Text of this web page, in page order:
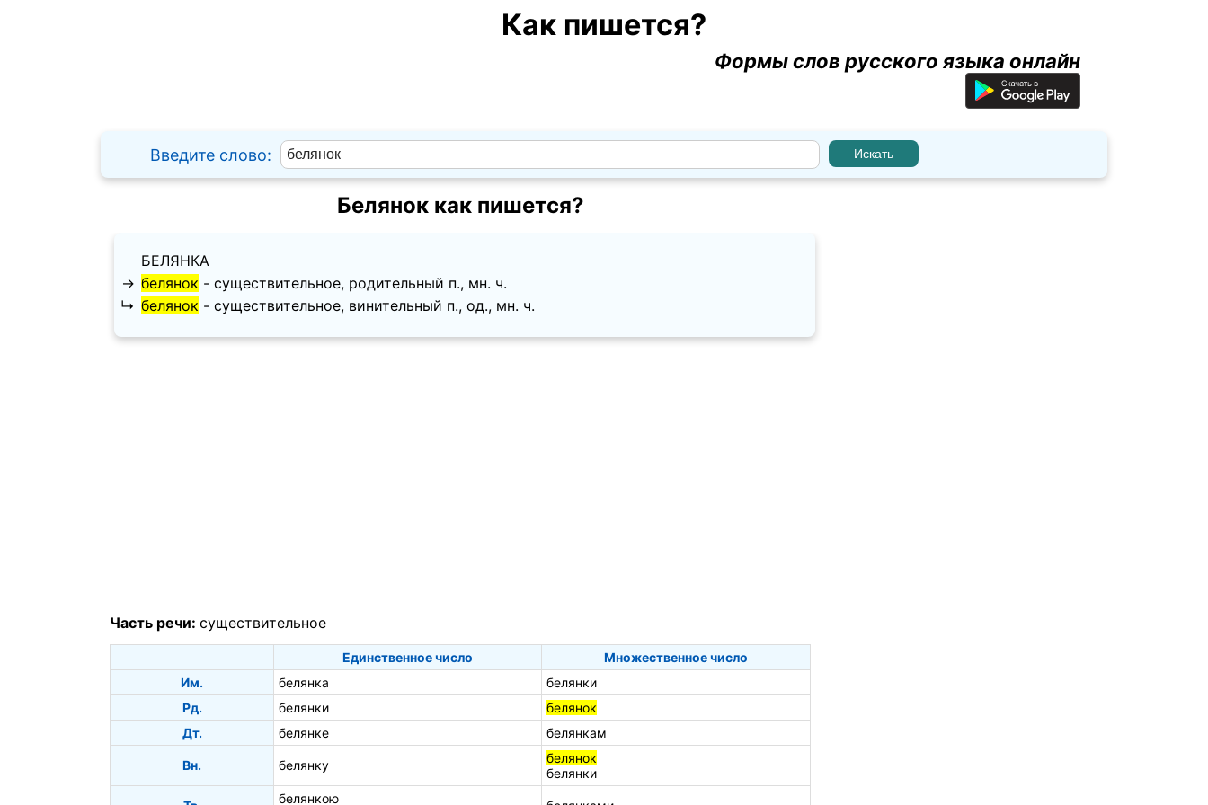
Как пишется?
Формы слов русского языка онлайн
Введите слово:
Белянок как пишется?
БЕЛЯНКА
→ белянок - существительное, родительный п., мн. ч.
↳ белянок - существительное, винительный п., од., мн. ч.
Часть речи: существительное
Единственное число
Множественное число
Им.
белянка
белянки
Рд.
белянки
белянок
Дт.
белянке белянкам
Вн. белянку
белянок
белянки
белянкою